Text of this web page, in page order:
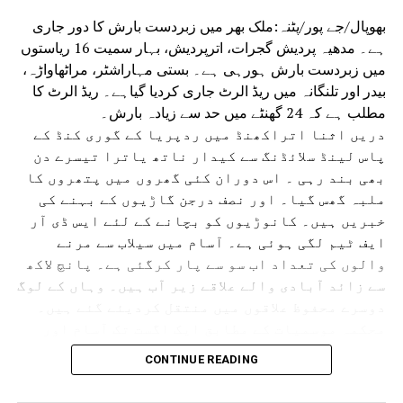
بھوپال/جے پور/پٹنہ:ملک بھر میں زبردست بارش کا دور جاری
ہے۔ مدھیہ پردیش گجرات، اترپردیش، بہار سمیت 16 ریاستوں
میں زبردست بارش ہورہی ہے۔ بستی مہاراشٹر، مراٹھاواڑہ،
بیدر اور تلنگانہ میں ریڈ الرٹ جاری کردیا گیاہے۔ ریڈ الرٹ کا
مطلب ہے کہ 24 گھنٹے میں حد سے زیادہ بارش۔
دریں اثنا اتراکھنڈ میں ردپریا کے گوری کنڈ کے
پاس لینڈ سلائڈنگ سے کیدار ناتھ یاترا تیسرے دن
بھی بند رہی ۔ اس دوران کئی گھروں میں پتھروں کا
ملبہ گھس گیا۔ اور نصف درجن گاڑیوں کے بہنے کی
خبریں ہیں۔ کانوڑیوں کو بچانے کے لئے ایس ڈی آر
ایف ٹیم لگی ہوئی ہے۔ آسام میں سیلاب سے مرنے
والوں کی تعداد اب سو سے پار کرگئی ہے۔ پانچ لاکھ
سے زائد آبادی والے علاقے زیر آب ہیں۔ وہاں کے لوگ
دوسری ریاستوں میں بھاری بارش اور بجلی گرنے کے
امکانات ہیں۔آسام میں تنسکویا، بھیما جی ،
CONTINUE READING